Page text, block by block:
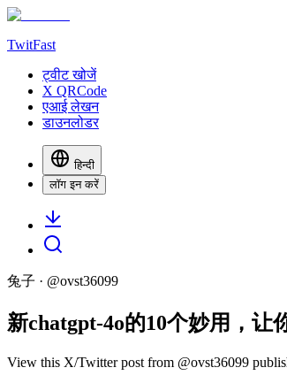
TwitFast
ट्वीट खोजें
X QRCode
एआई लेखन
डाउनलोडर
हिन्दी
लॉग इन करें
兔子 · @ovst36099
新chatgpt-4o的10个妙用，让
View this X/Twitter post from @ovst36099